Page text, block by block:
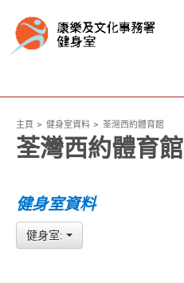
主頁 健身室資料 荃灣西約體育館
荃灣西約體育館
健身室資料
健身室: